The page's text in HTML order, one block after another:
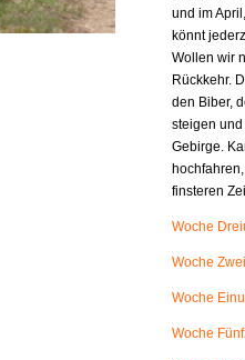
und im
könnt
Wollen wir
Rückkehr.
den Biber,
steigen
Gebirge.
finsteren
Woche
Woche
Woche
Woche